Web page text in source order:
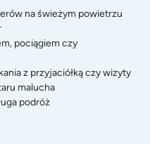
na świeżym powietrzu
pociągiem czy
z przyjaciółką czy wizyty
malucha
podróż